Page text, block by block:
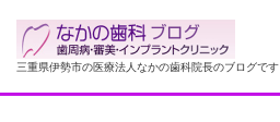
三重県伊勢市の医療法人なかの歯科院長のブログです